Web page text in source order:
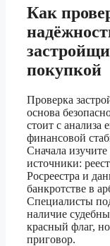
Как
покупкой
Проверка
основа
стоит с анализа
финансовой
Сначала
источники:
Росреестра и
банкротстве в
Специалисты
наличие
красный флаг, но
приговор.